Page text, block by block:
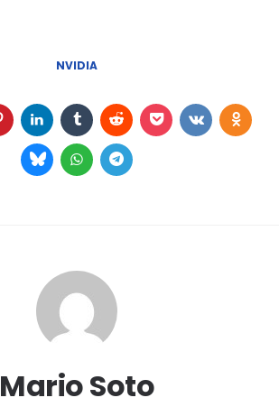
NVIDIA
Mario Soto